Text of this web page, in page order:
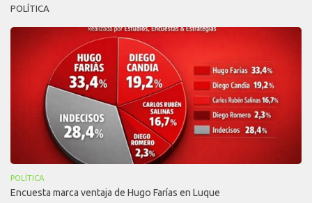
POLÍTICA
POLÍTICA
Encuesta marca ventaja de Hugo Farías en Luque